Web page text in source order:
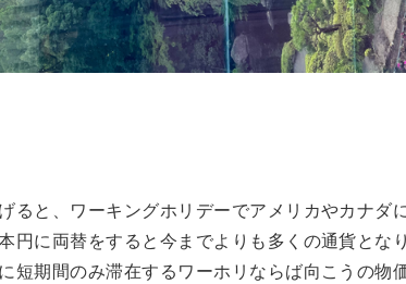
ると、ワーキングホリデーでアメリカやカナダ
円に両替をすると今までよりも多くの通貨とな
短期間のみ滞在するワーホリならば向こうの物